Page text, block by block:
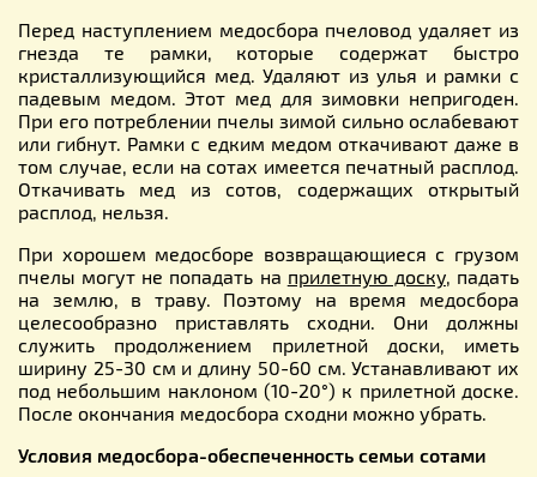
Перед наступлением медосбора пчеловод удаляет из
гнезда те рамки, которые содержат быстро
кристаллизующийся мед. Удаляют из улья и рамки с
падевым медом. Этот мед для зимовки непригоден.
При его потреблении пчелы зимой сильно ослабевают
или гибнут. Рамки с едким медом откачивают даже в
том случае, если на сотах имеется печатный расплод.
Откачивать мед из сотов, содержащих открытый
расплод, нельзя.
При хорошем медосборе возвращающиеся с грузом
пчелы могут не попадать на прилетную доску, падать
на землю, в траву. Поэтому на время медосбора
целесообразно приставлять сходни. Они должны
служить продолжением прилетной доски, иметь
ширину 25-30 см и длину 50-60 см. Устанавливают их
под небольшим наклоном (10-20°) к прилетной доске.
После окончания медосбора сходни можно убрать.
Условия медосбора-обеспеченность семьи сотами